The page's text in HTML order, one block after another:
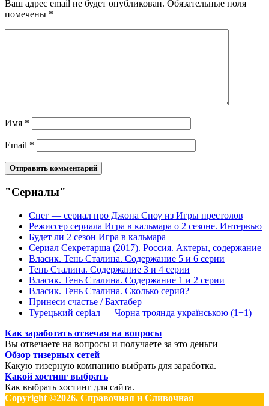
Ваш адрес email не будет опубликован. Обязательные поля
помечены *
Имя *
Email *
"Сериалы"
Снег — сериал про Джона Сноу из Игры престолов
Режиссер сериала Игра в кальмара о 2 сезоне. Интервью
Будет ли 2 сезон Игра в кальмара
Сериал Секретарша (2017). Россия. Актеры, содержание
Власик. Тень Сталина. Содержание 5 и 6 серии
Тень Сталина. Содержание 3 и 4 серии
Власик. Тень Сталина. Содержание 1 и 2 серии
Власик. Тень Сталина. Сколько серий?
Принеси счастье / Бахтабер
Турецький серіал — Чорна троянда українською (1+1)
Как заработать отвечая на вопросы
Вы отвечаете на вопросы и получаете за это деньги
Обзор тизерных сетей
Какую тизерную компанию выбрать для заработка.
Какой хостинг выбрать
Как выбрать хостинг для сайта.
Copyright ©2026. Справочная и Сливочная